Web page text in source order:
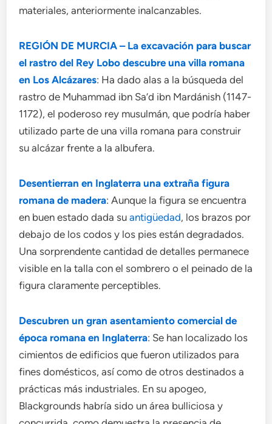
materiales, anteriormente inalcanzables.
REGIÓN DE MURCIA – La excavación para buscar
el rastro del Rey Lobo descubre una villa romana
en Los Alcázares: Ha dado alas a la búsqueda del
rastro de Muhammad ibn Sa’d ibn Mardánish (1147-
1172), el poderoso rey musulmán, que podría haber
utilizado parte de una villa romana para construir
su alcázar frente a la albufera.
Desentierran en Inglaterra una extraña figura
romana de madera: Aunque la figura se encuentra
en buen estado dada suantigüedad, los brazos por
debajo de los codos y los pies están degradados.
Una sorprendente cantidad de detalles permanece
visible en la talla con el sombrero o el peinado de la
figura claramente perceptibles.
Descubren un gran asentamiento comercial de
época romana en Inglaterra: Se han localizado los
cimientos de edificios que fueron utilizados para
fines domésticos, así como de otros destinados a
prácticas más industriales. En su apogeo,
Blackgrounds habría sido un área bulliciosa y